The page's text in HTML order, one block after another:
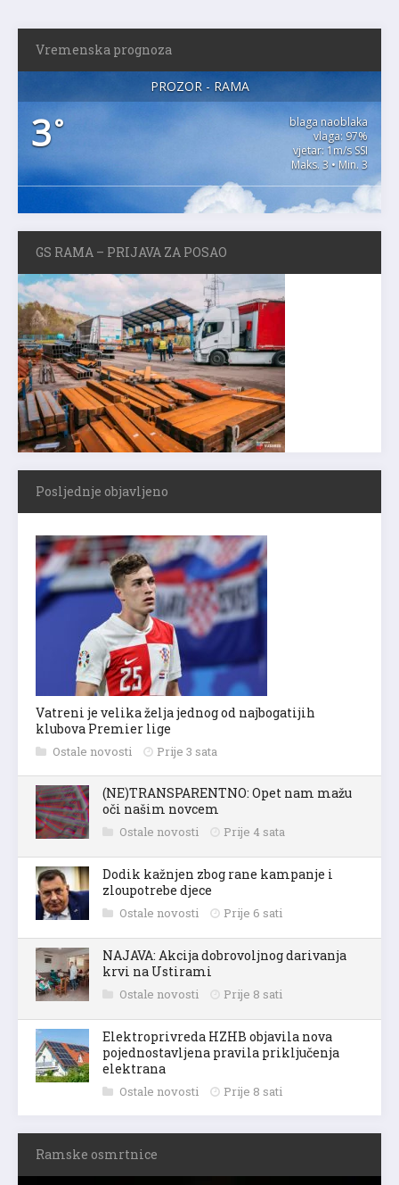
Vremenska prognoza
PROZOR - RAMA
3°
blaga naoblaka
vlaga: 97%
vjetar: 1m/s SSI
Maks. 3 • Min. 3
GS RAMA – PRIJAVA ZA POSAO
Posljednje objavljeno
Vatreni je velika želja jednog od najbogatijih
klubova Premier lige
Ostale novosti Prije 3 sata
(NE)TRANSPARENTNO: Opet nam mažu
oči našim novcem
Ostale novosti Prije 4 sata
Dodik kažnjen zbog rane kampanje i
zloupotrebe djece
Ostale novosti Prije 6 sati
NAJAVA: Akcija dobrovoljnog darivanja
krvi na Ustirami
Ostale novosti Prije 8 sati
Elektroprivreda HZHB objavila nova
pojednostavljena pravila priključenja
elektrana
Ostale novosti Prije 8 sati
Ramske osmrtnice